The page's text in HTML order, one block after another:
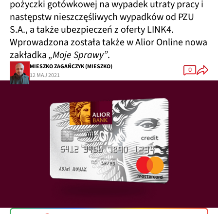
pożyczki gotówkowej na wypadek utraty pracy i
następstw nieszczęśliwych wypadków od PZU
S.A., a także ubezpieczeń z oferty LINK4.
Wprowadzona została także w Alior Online nowa
zakładka„Moje Sprawy”.
MIESZKO ZAGAŃCZYK (MIESZKO)
12 MAJ 2021
0